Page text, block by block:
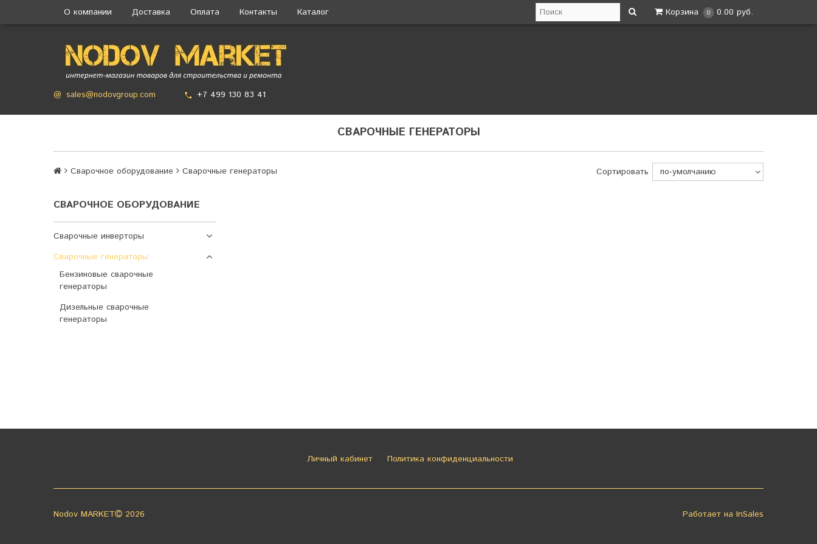
О компании Доставка Оплата Контакты Каталог Корзина 0 0.00 руб.
@ sales@nodovgroup.com +7 499 130 83 41
СВАРОЧНЫЕ ГЕНЕРАТОРЫ
Сварочное оборудование Сварочные генераторы Сортировать
СВАРОЧНОЕ ОБОРУДОВАНИЕ
Сварочные инверторы
Сварочные генераторы
Бензиновые сварочные
генераторы
Дизельные сварочные
генераторы
Личный кабинет Политика конфиденциальности
Nodov MARKET 2026 Работает на InSales